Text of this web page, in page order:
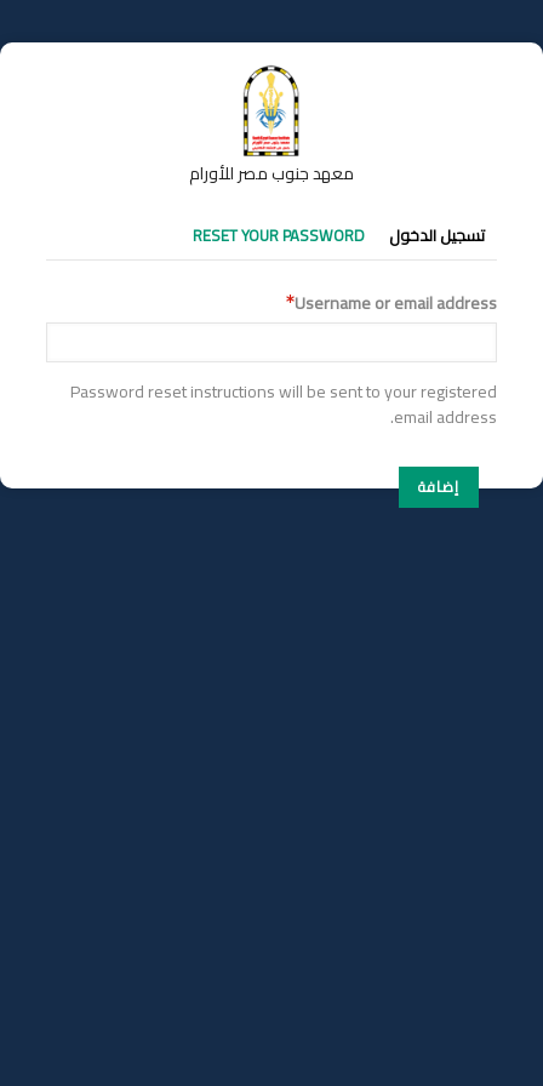
إلى
المحتوى
معهد جنوب مصر للأورام
التبويبات
الأساسية
تسجيل الدخول RESET YOUR PASSWORD
Username or email address
Password reset instructions will be sent to your registered
email address.